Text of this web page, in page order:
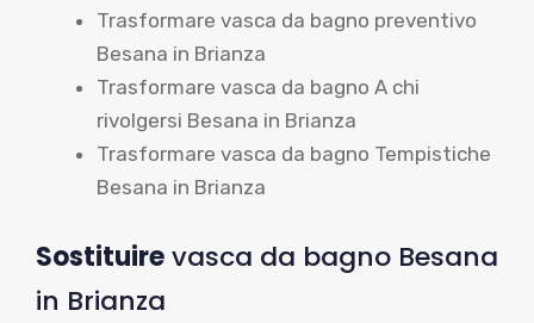
Trasformare vasca da bagno preventivo
Besana in Brianza
Trasformare vasca da bagno A chi
rivolgersi Besana in Brianza
Trasformare vasca da bagno Tempistiche
Besana in Brianza
Sostituirevasca da bagno Besana
in Brianza